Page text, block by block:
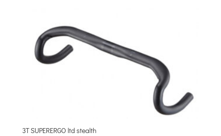
3T SUPERERGO ltd stealth